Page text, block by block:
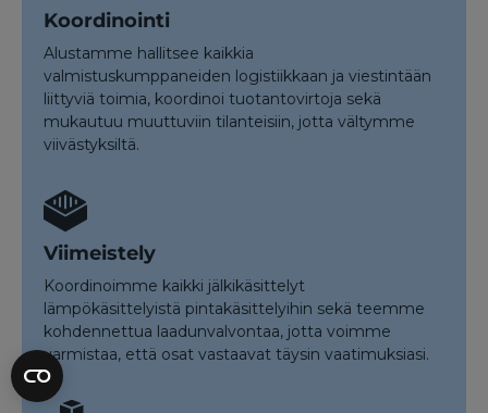
Koordinointi
Alustamme hallitsee kaikkia
valmistuskumppaneiden logistiikkaan ja viestintään
liittyviä toimia, koordinoi tuotantovirtoja sekä
mukautuu muuttuviin tilanteisiin, jotta vältymme
viivästyksiltä.
Viimeistely
Koordinoimme kaikki jälkikäsittelyt
lämpökäsittelyistä pintakäsittelyihin sekä teemme
kohdennettua laadunvalvontaa, jotta voimme
varmistaa, että osat vastaavat täysin vaatimuksiasi.